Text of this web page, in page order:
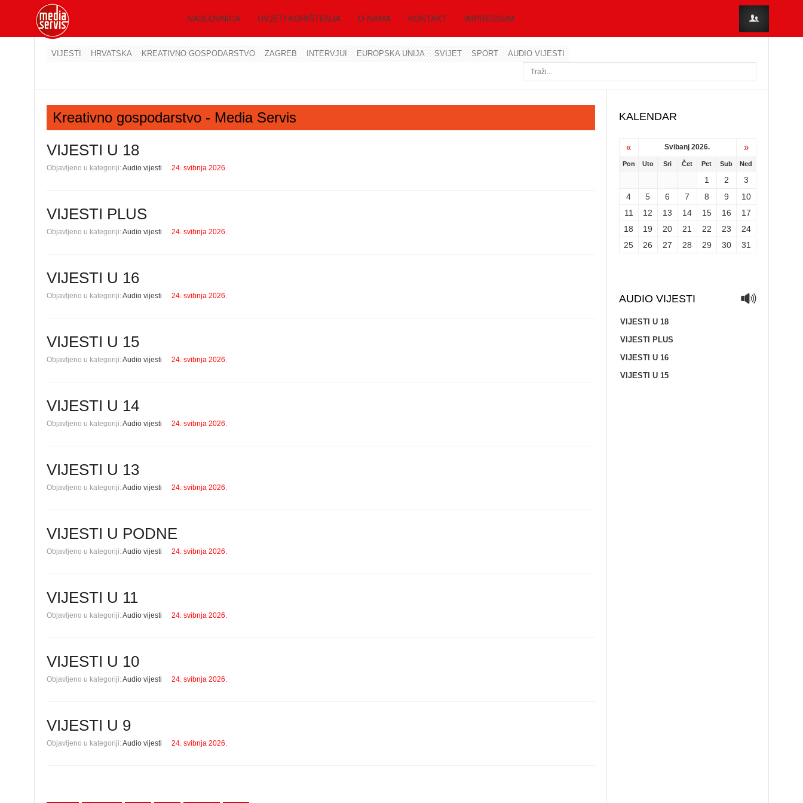
NASLOVNICA UVJETI KORIŠTENJA O NAMA KONTAKT IMPRESSUM
VIJESTI HRVATSKA KREATIVNO GOSPODARSTVO ZAGREB INTERVJUI EUROPSKA UNIJA SVIJET SPORT AUDIO VIJESTI
Kreativno gospodarstvo - Media Servis
VIJESTI U 18
Objavljeno u kategoriji:Audio vijesti 24. svibnja 2026.
VIJESTI PLUS
Objavljeno u kategoriji:Audio vijesti 24. svibnja 2026.
VIJESTI U 16
Objavljeno u kategoriji:Audio vijesti 24. svibnja 2026.
VIJESTI U 15
Objavljeno u kategoriji:Audio vijesti 24. svibnja 2026.
VIJESTI U 14
Objavljeno u kategoriji:Audio vijesti 24. svibnja 2026.
VIJESTI U 13
Objavljeno u kategoriji:Audio vijesti 24. svibnja 2026.
VIJESTI U PODNE
Objavljeno u kategoriji:Audio vijesti 24. svibnja 2026.
VIJESTI U 11
Objavljeno u kategoriji:Audio vijesti 24. svibnja 2026.
VIJESTI U 10
Objavljeno u kategoriji:Audio vijesti 24. svibnja 2026.
VIJESTI U 9
Objavljeno u kategoriji:Audio vijesti 24. svibnja 2026.
KALENDAR
« Svibanj 2026. »
Pon Uto Sri Čet Pet Sub Ned
1 2
3
4
5 6 7 8 9
10
11
12 13 14 15 16
17
18
19 20 21 22 23
24
25
26 27 28 29 30 31
AUDIO VIJESTI
VIJESTI U 18
VIJESTI PLUS
VIJESTI U 16
VIJESTI U 15